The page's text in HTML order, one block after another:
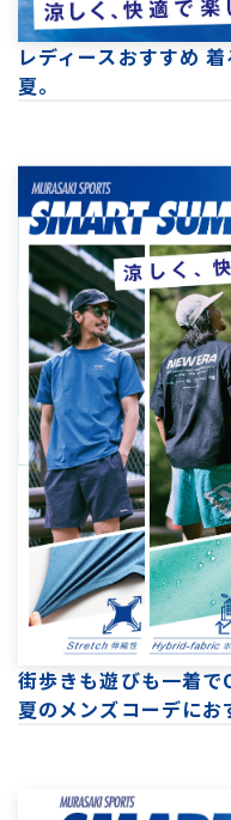
レディースおすすめ
夏。
街歩きも遊びも一着で
夏のメンズコーデに